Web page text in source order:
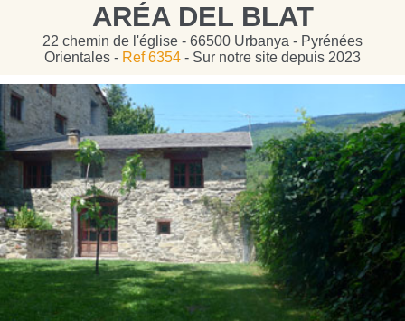
ARÉA DEL BLAT
22 chemin de l'église - 66500 Urbanya - Pyrénées
Orientales - Ref 6354 - Sur notre site depuis 2023